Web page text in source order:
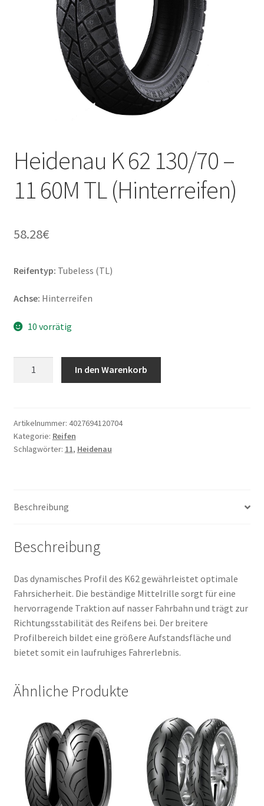
Heidenau K 62 130/70 –
11 60M TL (Hinterreifen)
58.28€
Reifentyp: Tubeless (TL)
Achse: Hinterreifen
10 vorrätig
-
11
60M
In den Warenkorb
Artikelnummer: 4027694120704
Kategorie: Reifen
Schlagwörter: 11, Heidenau
Beschreibung
Beschreibung
Das dynamisches Profil des K62 gewährleistet optimale
Fahrsicherheit. Die beständige Mittelrille sorgt für eine
hervorragende Traktion auf nasser Fahrbahn und trägt zur
Richtungsstabilität des Reifens bei. Der breitere
Profilbereich bildet eine größere Aufstandsfläche und
bietet somit ein laufruhiges Fahrerlebnis.
Ähnliche Produkte